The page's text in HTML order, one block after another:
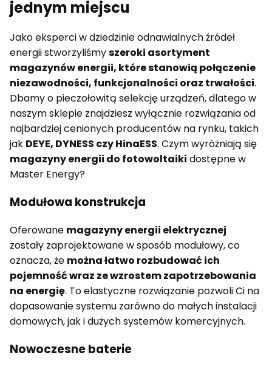
jednym miejscu
Jako eksperci w dziedzinie odnawialnych źródeł
energii stworzyliśmyszeroki asortyment
magazynów energii, które stanowią połączenie
niezawodności, funkcjonalności oraz trwałości.
Dbamy o pieczołowitą selekcję urządzeń, dlatego w
naszym sklepie znajdziesz wyłącznie rozwiązania od
najbardziej cenionych producentów na rynku, takich
jak DEYE, DYNESS czy HinaESS. Czym wyróżniają się
magazyny energii do fotowoltaiki dostępne w
Master Energy?
Modułowa konstrukcja
Oferowane magazyny energii elektrycznej
zostały zaprojektowane w sposób modułowy, co
oznacza, że można łatwo rozbudować ich
pojemność wraz ze wzrostem zapotrzebowania
na energię. To elastyczne rozwiązanie pozwoli Ci na
dopasowanie systemu zarówno do małych instalacji
domowych, jak i dużych systemów komercyjnych.
Nowoczesne baterie